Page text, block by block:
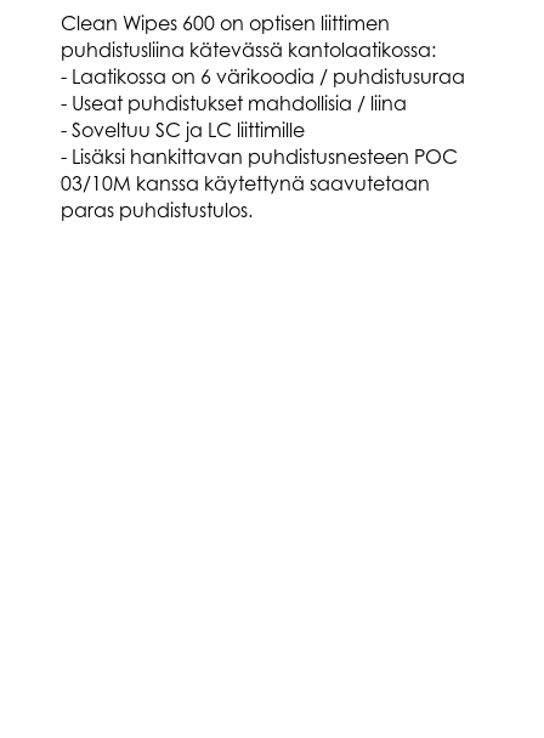
Clean Wipes 600 on optisen liittimen
puhdistusliina kätevässä kantolaatikossa:
- Laatikossa on 6 värikoodia / puhdistusuraa
- Useat puhdistukset mahdollisia / liina
- Soveltuu SC ja LC liittimille
- Lisäksi hankittavan puhdistusnesteen POC
03/10M kanssa käytettynä saavutetaan
paras puhdistustulos.